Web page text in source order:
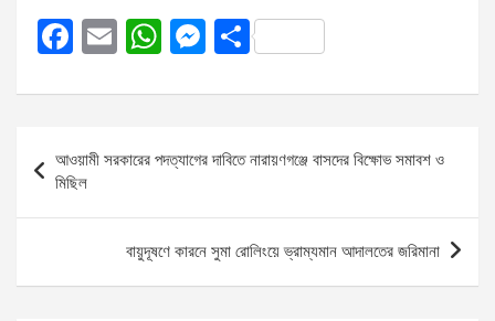
F
ce
b
o
o
E
ail
W
at
A
p
p
M
se
n
g
er
S
ar
navigation
আওয়ামী সরকারের পদত্যাগের দাবিতে নারায়ণগঞ্জে বাসদের বিক্ষোভ সমাবশ ও
মিছিল
বায়ুদূষণে কারনে সুমা রোলিংয়ে ভ্রাম্যমান আদালতের জরিমানা